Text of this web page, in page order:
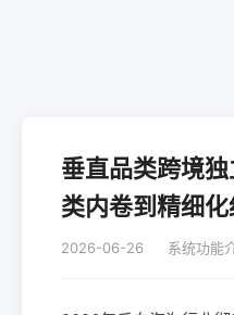
垂直品类跨境
类内卷到精细
2026-06-26 系统功能